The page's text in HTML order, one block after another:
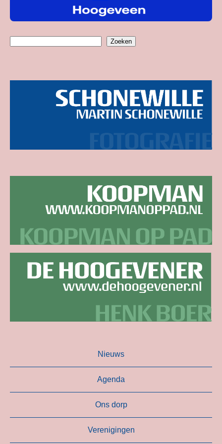
Zoeken
Nieuws
Agenda
Ons dorp
Verenigingen